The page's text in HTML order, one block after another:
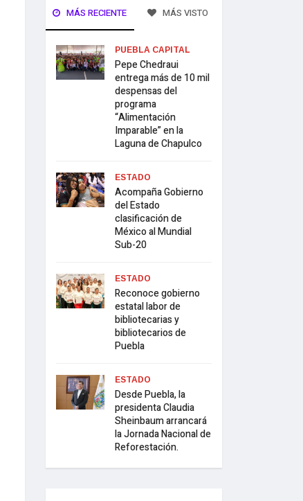
MÁS RECIENTE MÁS VISTO
PUEBLA CAPITAL
Pepe Chedraui
entrega más de 10 mil
despensas del
programa
“Alimentación
Imparable” en la
Laguna de Chapulco
ESTADO
Acompaña Gobierno
del Estado
clasificación de
México al Mundial
Sub-20
ESTADO
Reconoce gobierno
estatal labor de
bibliotecarias y
bibliotecarios de
Puebla
ESTADO
Desde Puebla, la
presidenta Claudia
Sheinbaum arrancará
la Jornada Nacional de
Reforestación.